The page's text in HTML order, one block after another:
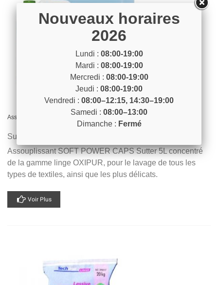
Assouplissant Soft Power Caps Sutter 5L
Sutter professional
Assouplissant SOFT POWER CAPS Sutter 5L concentré
de la gamme linge OXIPUR, pour le lavage de tous les
types de textiles, ainsi que les plus délicats.
Voir Plus
Nouveaux horaires
2026
Lundi : 08:00-19:00
Mardi : 08:00-19:00
Mercredi : 08:00-19:00
Jeudi : 08:00-19:00
Vendredi : 08:00–12:15, 14:30–19:00
Samedi : 08:00–13:00
Dimanche : Fermé